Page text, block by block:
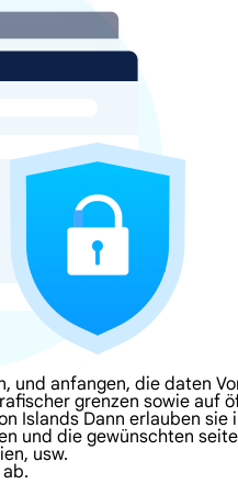
und anfangen, die daten
grenzen sowie auf
Islands Dann erlauben
und die gewünschten
usw.